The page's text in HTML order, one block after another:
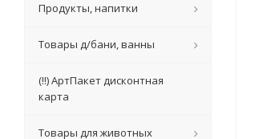
Продукты, напитки
Товары д/бани, ванны
(!!) АртПакет дисконтная
карта
Товары для животных